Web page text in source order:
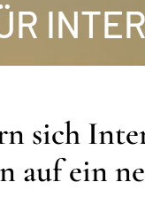
sich
auf ein